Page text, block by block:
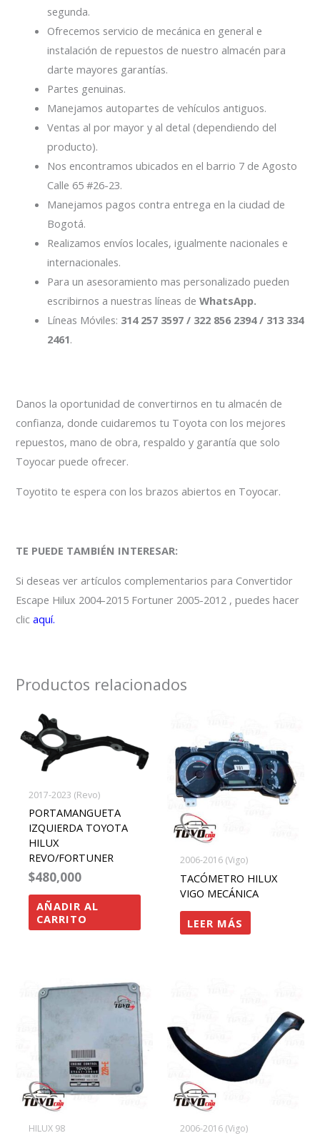
segunda.
Ofrecemos servicio de mecánica en general e
instalación de repuestos de nuestro almacén para
darte mayores garantías.
Partes genuinas.
Manejamos autopartes de vehículos antiguos.
Ventas al por mayor y al detal (dependiendo del
producto).
Nos encontramos ubicados en el barrio 7 de Agosto
Calle 65 #26-23.
Manejamos pagos contra entrega en la ciudad de
Bogotá.
Realizamos envíos locales, igualmente nacionales e
internacionales.
Para un asesoramiento mas personalizado pueden
escribirnos a nuestras líneas deWhatsApp.
Líneas Móviles: 314 257 3597 / 322 856 2394 / 313 334
2461.
Danos la oportunidad de convertirnos en tu almacén de
confianza, donde cuidaremos tu Toyota con los mejores
repuestos, mano de obra, respaldo y garantía que solo
Toyocar puede ofrecer.
Toyotito te espera con los brazos abiertos en Toyocar.
TE PUEDE TAMBIÉN INTERESAR:
Si deseas ver artículos complementarios para Convertidor
Escape Hilux 2004-2015 Fortuner 2005-2012 , puedes hacer
clicaquí.
Productos relacionados
2017-2023 (Revo)
PORTAMANGUETA
IZQUIERDA TOYOTA
HILUX
REVO/FORTUNER
$480,000
AÑADIR AL
CARRITO
2006-2016 (Vigo)
TACÓMETRO HILUX
VIGO MECÁNICA
LEER MÁS
HILUX 98 2006-2016 (Vigo)